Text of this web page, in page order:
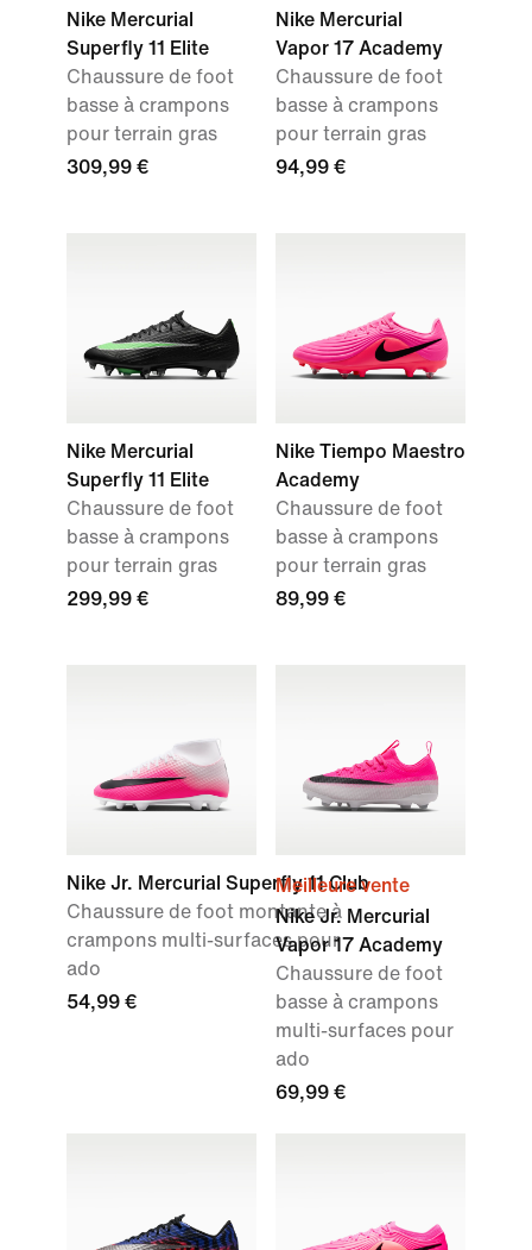
Nike Mercurial
Superfly 11 Elite
Chaussure de foot
basse à crampons
pour terrain gras
309,99 €
Nike Mercurial
Vapor 17 Academy
Chaussure de foot
basse à crampons
pour terrain gras
94,99 €
Nike Mercurial
Superfly 11 Elite
Chaussure de foot
basse à crampons
pour terrain gras
299,99 €
Nike Tiempo Maestro
Academy
Chaussure de foot
basse à crampons
pour terrain gras
89,99 €
Nike Jr. Mercurial Superfly 11 Club
Chaussure de foot montante à
crampons multi-surfaces pour
ado
54,99 €
Meilleure vente
Nike Jr. Mercurial
Vapor 17 Academy
Chaussure de foot
basse à crampons
multi-surfaces pour
ado
69,99 €